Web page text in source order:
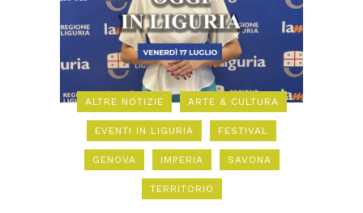
ALTRE NOTIZIE ARTE & CULTURA
EVENTI IN LIGURIA FESTIVAL
GENOVA IMPERIA SAVONA
TERRITORIO